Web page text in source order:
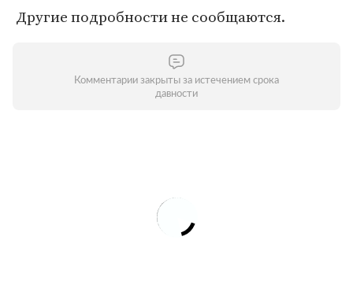
Другие подробности не сообщаются.
Комментарии закрыты за истечением срока
давности